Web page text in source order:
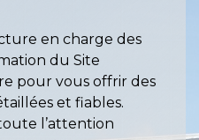
en charge des
du Site
pour vous offrir des
et fiables.
l’attention